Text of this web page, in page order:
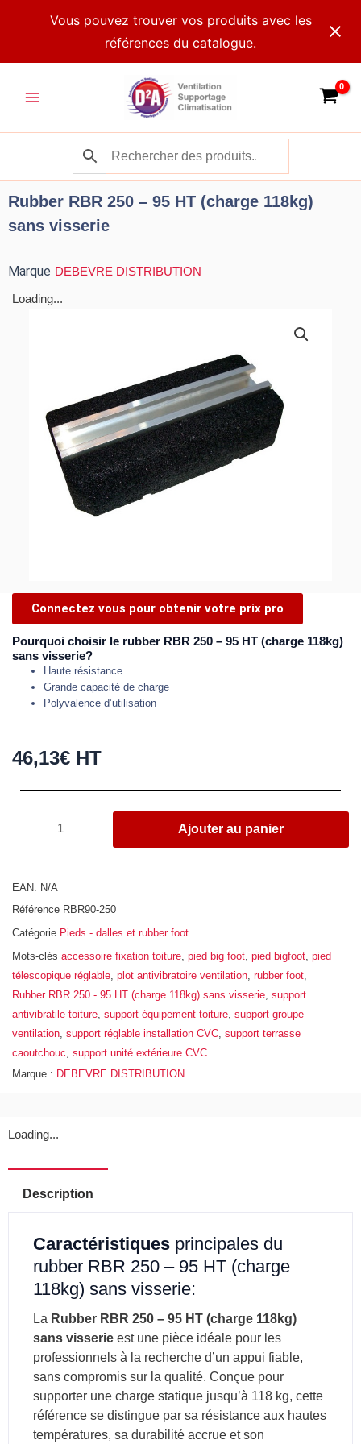
Vous pouvez trouver vos produits avec les
références du catalogue.
Menu
Rubber RBR 250 – 95 HT (charge 118kg)
sans visserie
Marque DEBEVRE DISTRIBUTION
Loading...
Connectez vous pour obtenir votre prix pro
Pourquoi choisir le rubber RBR 250 – 95 HT (charge 118kg)
sans visserie?
Haute résistance
Grande capacité de charge
Polyvalence d’utilisation
46,13€ HT
RBR
-
95
HT
(charge
118kg)
sans
visserie
Ajouter au panier
EAN: N/A
Référence RBR90-250
Catégorie Pieds - dalles et rubber foot
Mots-clés accessoire fixation toiture pied big foot pied bigfoot pied
télescopique réglable plot antivibratoire ventilation rubber foot
Rubber RBR 250 - 95 HT (charge 118kg) sans visserie support
antivibratile toiture support équipement toiture support groupe
ventilation support réglable installation CVC support terrasse
caoutchouc support unité extérieure CVC
Marque : DEBEVRE DISTRIBUTION
Loading...
Description
Caractéristiques principales du
rubber RBR 250 – 95 HT (charge
118kg) sans visserie:
La Rubber RBR 250 – 95 HT (charge 118kg)
sans visserie est une pièce idéale pour les
professionnels à la recherche d’un appui fiable,
sans compromis sur la qualité. Conçue pour
supporter une charge statique jusqu’à 118 kg, cette
référence se distingue par sa résistance aux hautes
températures, sa durabilité accrue et son